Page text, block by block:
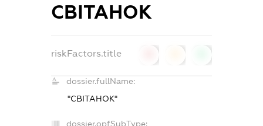
СВІТАНОК
riskFactors.title
dossier.fullName:
"СВІТАНОК"
dossier.opfSubType: